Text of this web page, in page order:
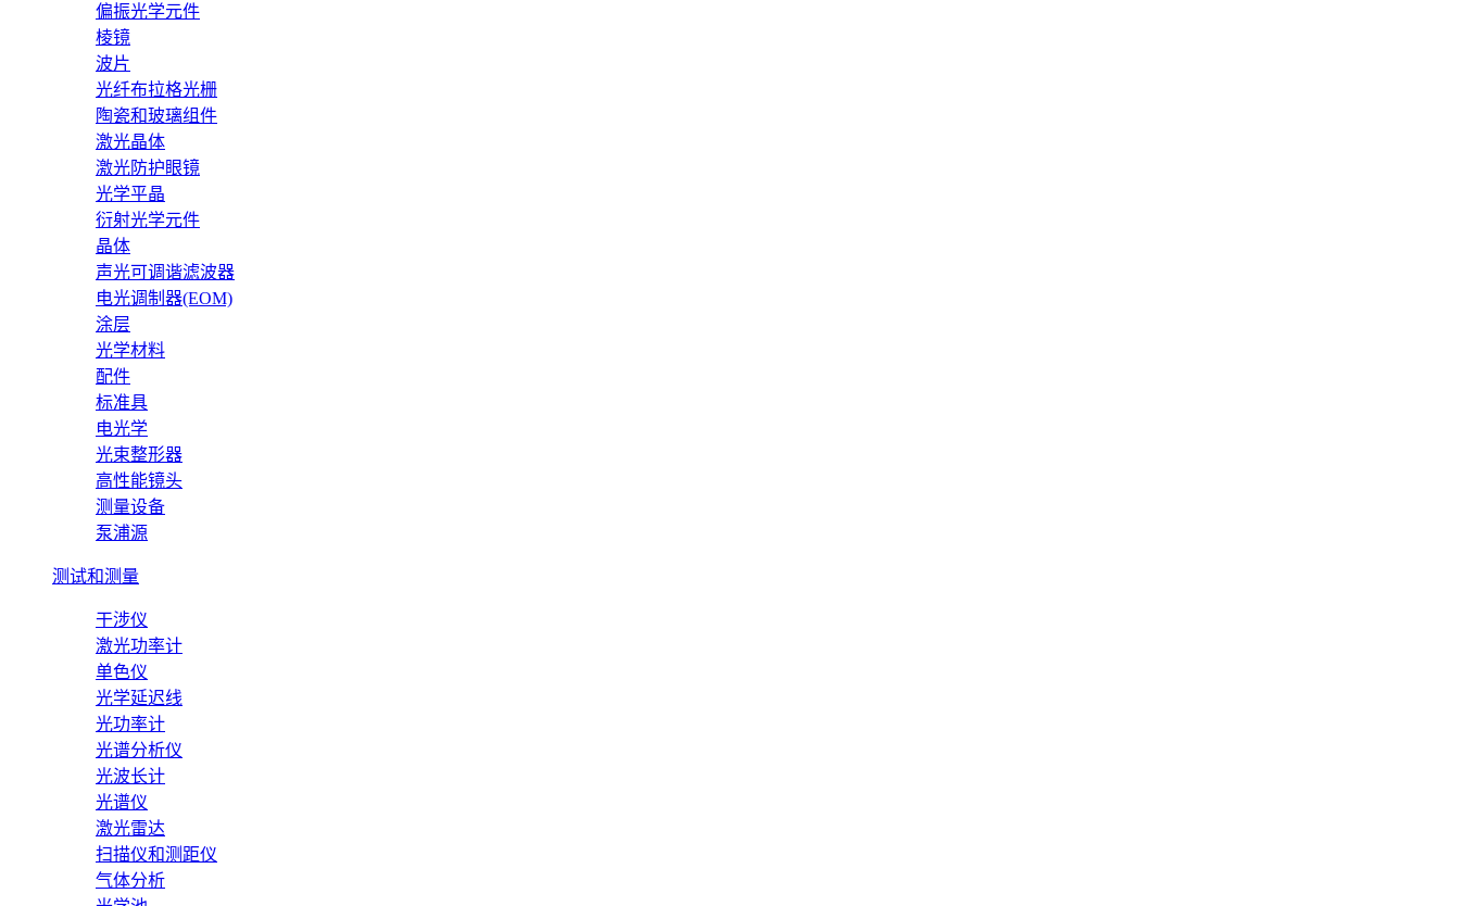
偏振光学元件
棱镜
波片
光纤布拉格光栅
陶瓷和玻璃组件
激光晶体
激光防护眼镜
光学平晶
衍射光学元件
晶体
声光可调谐滤波器
电光调制器(EOM)
涂层
光学材料
配件
标准具
电光学
光束整形器
高性能镜头
测量设备
泵浦源
测试和测量
干涉仪
激光功率计
单色仪
光学延迟线
光功率计
光谱分析仪
光波长计
光谱仪
激光雷达
扫描仪和测距仪
气体分析